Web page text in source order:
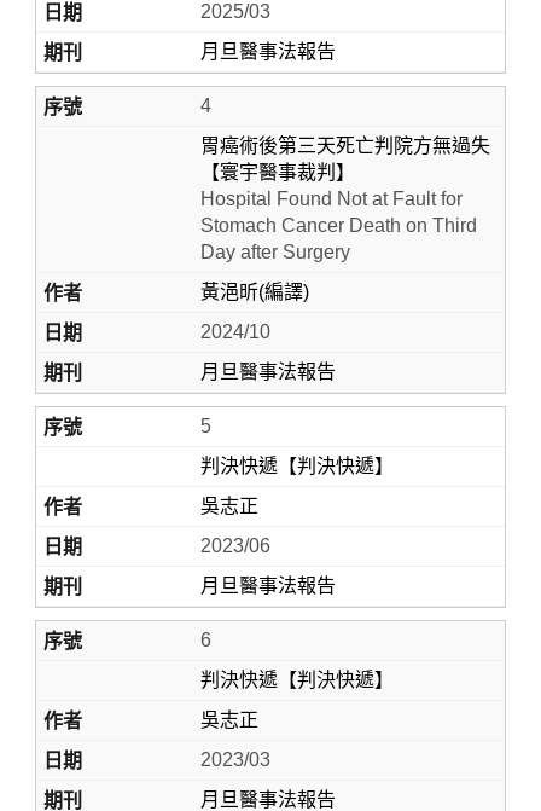
2025/03
月旦醫事法報告
4
胃癌術後第三天死亡判院方無過失
【寰宇醫事裁判】
Hospital Found Not at Fault for
Stomach Cancer Death on Third
Day after Surgery
黃浥昕(編譯)
2024/10
月旦醫事法報告
5
判決快遞【判決快遞】
吳志正
2023/06
月旦醫事法報告
6
判決快遞【判決快遞】
吳志正
2023/03
月旦醫事法報告